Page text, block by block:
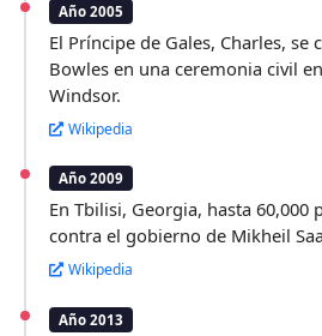
Año 2005
El Príncipe de Gales, Charles, se
Bowles en una ceremonia civil
Windsor.
Wikipedia
Año 2009
En Tbilisi, Georgia, hasta 60,000
contra el gobierno de Mikheil
Wikipedia
Año 2013